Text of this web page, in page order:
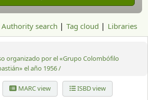
Authority search Tag cloud Libraries
organizado por el «Grupo Colombófilo
el año 1956 /
MARC view ISBD view